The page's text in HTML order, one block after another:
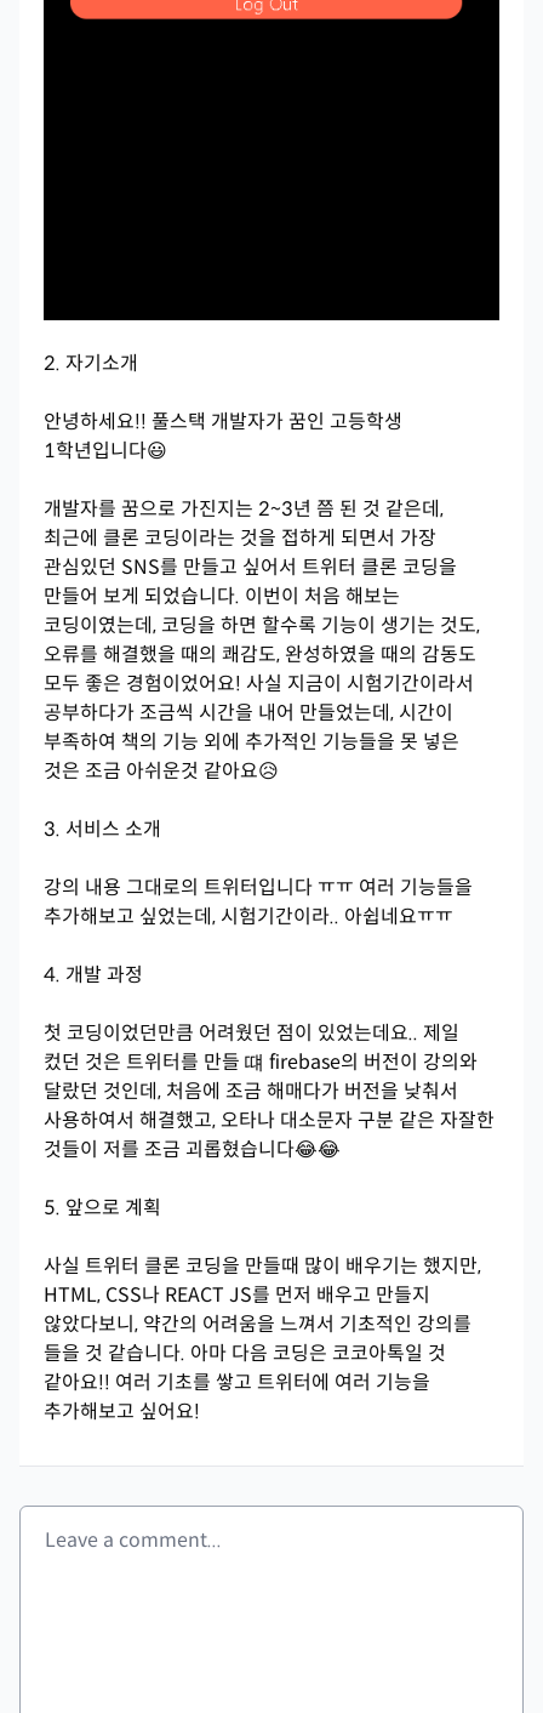
2. 자기소개
안녕하세요!! 풀스택 개발자가 꿈인 고등학생
1학년입니다😃
개발자를 꿈으로 가진지는 2~3년 쯤 된 것 같은데,
최근에 클론 코딩이라는 것을 접하게 되면서 가장
관심있던 SNS를 만들고 싶어서 트위터 클론 코딩을
만들어 보게 되었습니다. 이번이 처음 해보는
코딩이였는데, 코딩을 하면 할수록 기능이 생기는 것도,
오류를 해결했을 때의 쾌감도, 완성하였을 때의 감동도
모두 좋은 경험이었어요! 사실 지금이 시험기간이라서
공부하다가 조금씩 시간을 내어 만들었는데, 시간이
부족하여 책의 기능 외에 추가적인 기능들을 못 넣은
것은 조금 아쉬운것 같아요😥
3. 서비스 소개
강의 내용 그대로의 트위터입니다 ㅠㅠ 여러 기능들을
추가해보고 싶었는데, 시험기간이라.. 아쉽네요ㅠㅠ
4. 개발 과정
첫 코딩이었던만큼 어려웠던 점이 있었는데요.. 제일
컸던 것은 트위터를 만들 떄 firebase의 버전이 강의와
달랐던 것인데, 처음에 조금 해매다가 버전을 낮춰서
사용하여서 해결했고, 오타나 대소문자 구분 같은 자잘한
것들이 저를 조금 괴롭혔습니다😂😂
5. 앞으로 계획
사실 트위터 클론 코딩을 만들때 많이 배우기는 했지만,
HTML, CSS나 REACT JS를 먼저 배우고 만들지
않았다보니, 약간의 어려움을 느껴서 기초적인 강의를
들을 것 같습니다. 아마 다음 코딩은 코코아톡일 것
같아요!! 여러 기초를 쌓고 트위터에 여러 기능을
추가해보고 싶어요!